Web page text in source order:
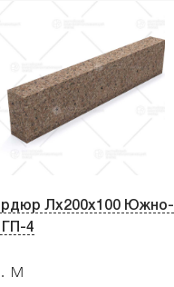
Лх200х100 Южно-
ГП-4
м